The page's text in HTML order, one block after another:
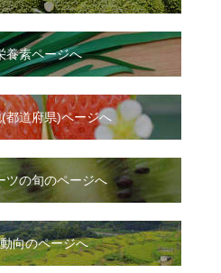
養素ページへ
都道府県)ページへ
ツの旬のページへ
向のページへ